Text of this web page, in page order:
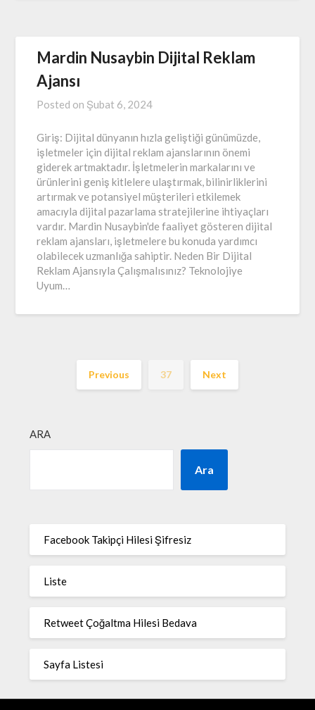
Mardin Nusaybin Dijital Reklam
Ajansı
Posted on Şubat 6, 2024
Giriş: Dijital dünyanın hızla geliştiği günümüzde,
işletmeler için dijital reklam ajanslarının önemi
giderek artmaktadır. İşletmelerin markalarını ve
ürünlerini geniş kitlelere ulaştırmak, bilinirliklerini
artırmak ve potansiyel müşterileri etkilemek
amacıyla dijital pazarlama stratejilerine ihtiyaçları
vardır. Mardin Nusaybin'de faaliyet gösteren dijital
reklam ajansları, işletmelere bu konuda yardımcı
olabilecek uzmanlığa sahiptir. Neden Bir Dijital
Reklam Ajansıyla Çalışmalısınız? Teknolojiye
Uyum…
Previous 37 Next
ARA
Ara
Facebook Takipçi Hilesi Şifresiz
Liste
Retweet Çoğaltma Hilesi Bedava
Sayfa Listesi